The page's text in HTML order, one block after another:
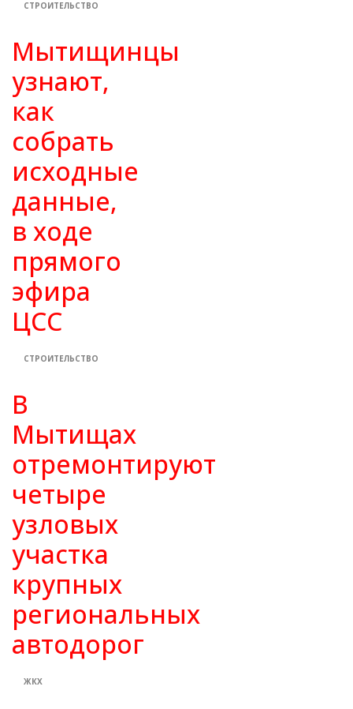
СТРОИТЕЛЬСТВО
Мытищинцы
узнают,
как
собрать
исходные
данные,
в ходе
прямого
эфира
ЦСС
СТРОИТЕЛЬСТВО
В
Мытищах
отремонтируют
четыре
узловых
участка
крупных
региональных
автодорог
ЖКХ